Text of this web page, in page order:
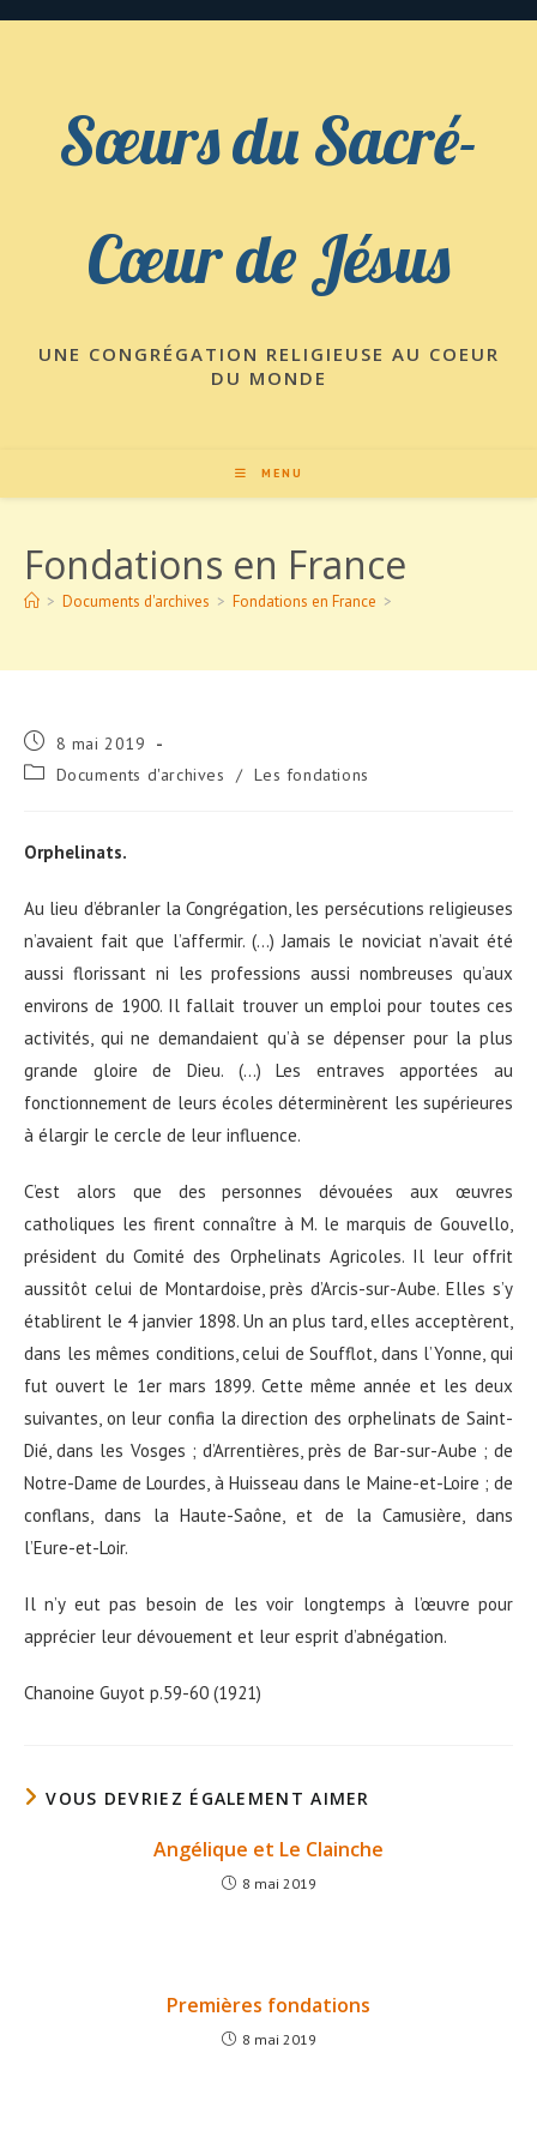
Sœurs du Sacré-
Cœur de Jésus
UNE CONGRÉGATION RELIGIEUSE AU COEUR
DU MONDE
MENU
Fondations en France
> Documents d'archives > Fondations en France >
Publication
publiée :
8 mai 2019
Post Documents d'archives / Les fondations
Orphelinats.
Au lieu d’ébranler la Congrégation, les persécutions religieuses
n’avaient fait que l’affermir. (…) Jamais le noviciat n’avait été
aussi florissant ni les professions aussi nombreuses qu’aux
environs de 1900. Il fallait trouver un emploi pour toutes ces
activités, qui ne demandaient qu’à se dépenser pour la plus
grande gloire de Dieu. (…) Les entraves apportées au
fonctionnement de leurs écoles déterminèrent les supérieures
à élargir le cercle de leur influence.
C’est alors que des personnes dévouées aux œuvres
catholiques les firent connaître à M. le marquis de Gouvello,
président du Comité des Orphelinats Agricoles. Il leur offrit
aussitôt celui de Montardoise, près d’Arcis-sur-Aube. Elles s’y
établirent le 4 janvier 1898. Un an plus tard, elles acceptèrent,
dans les mêmes conditions, celui de Soufflot, dans l’Yonne, qui
fut ouvert le 1er mars 1899. Cette même année et les deux
suivantes, on leur confia la direction des orphelinats de Saint-
Dié, dans les Vosges ; d’Arrentières, près de Bar-sur-Aube ; de
Notre-Dame de Lourdes, à Huisseau dans le Maine-et-Loire ; de
conflans, dans la Haute-Saône, et de la Camusière, dans
l’Eure-et-Loir.
Il n’y eut pas besoin de les voir longtemps à l’œuvre pour
apprécier leur dévouement et leur esprit d’abnégation.
Chanoine Guyot p.59-60 (1921)
VOUS DEVRIEZ ÉGALEMENT AIMER
Angélique et Le Clainche
8 mai 2019
Premières fondations
8 mai 2019